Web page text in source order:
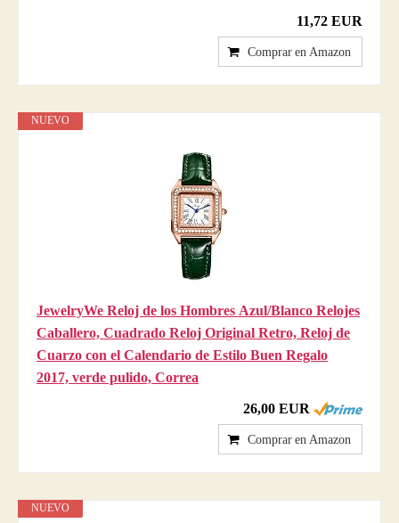
11,72 EUR
Comprar en Amazon
NUEVO
JewelryWe Reloj de los Hombres Azul/Blanco Relojes
Caballero, Cuadrado Reloj Original Retro, Reloj de
Cuarzo con el Calendario de Estilo Buen Regalo
2017, verde pulido, Correa
26,00 EUR
Comprar en Amazon
NUEVO